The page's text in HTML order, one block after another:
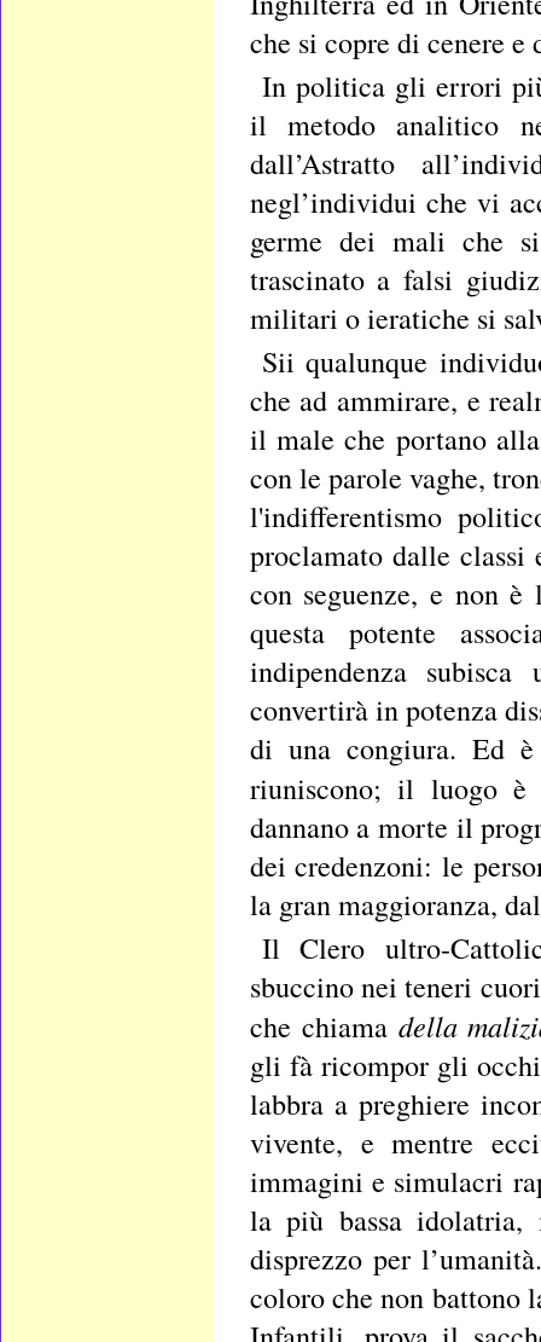
che si copre di cenere
In politica gli errori
il metodo analitico
dall’Astratto
negl’individui che vi
germe dei mali che
trascinato a falsi
militari o ieratiche si
Sii qualunque
che ad ammirare, e
il male che portano
con le parole vaghe,
l'indifferentismo
proclamato dalle
con seguenze, e non
questa potente
indipendenza
convertirà in potenza
di una congiura. Ed
riuniscono; il luogo
dannano a morte il
dei credenzoni: le
la gran maggioranza,
Il Clero ultro-
sbuccino nei teneri
che chiama della
gli fà ricompor gli
labbra a preghiere
vivente, e mentre
immagini e simulacri
la più bassa
disprezzo per
coloro che non